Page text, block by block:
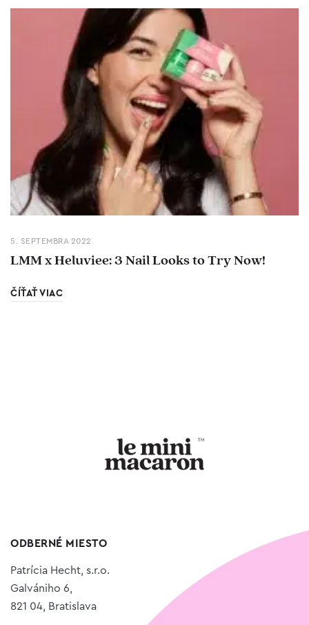
5. SEPTEMBRA 2022
LMM x Heluviee: 3 Nail Looks to Try Now!
ČÍŤAŤ VIAC
ODBERNÉ MIESTO
Patrícia Hecht, s.r.o.
Galvániho 6,
821 04, Bratislava